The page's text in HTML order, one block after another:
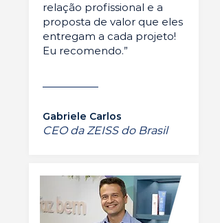
relação profissional e a
proposta de valor que eles
entregam a cada projeto!
Eu recomendo.”
Gabriele Carlos
CEO da ZEISS do Brasil